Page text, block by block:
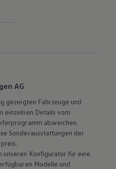
AG
gezeigten Fahrzeuge und
einzelnen Details vom
abweichen.
Sonderausstattungen der
unseren Konfigurator für eine
Modelle und